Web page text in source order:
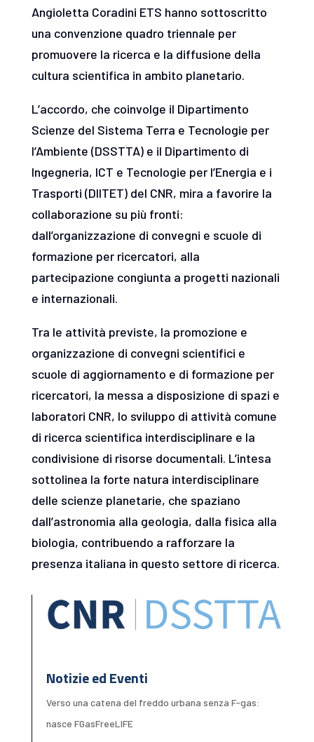
Angioletta Coradini ETS hanno sottoscritto
una convenzione quadro triennale per
promuovere la ricerca e la diffusione della
cultura scientifica in ambito planetario.
L’accordo, che coinvolge il Dipartimento
Scienze del Sistema Terra e Tecnologie per
l’Ambiente (DSSTTA) e il Dipartimento di
Ingegneria, ICT e Tecnologie per l’Energia e i
Trasporti (DIITET) del CNR, mira a favorire la
collaborazione su più fronti:
dall’organizzazione di convegni e scuole di
formazione per ricercatori, alla
partecipazione congiunta a progetti nazionali
e internazionali.
Tra le attività previste, la promozione e
organizzazione di convegni scientifici e
scuole di aggiornamento e di formazione per
ricercatori, la messa a disposizione di spazi e
laboratori CNR, lo sviluppo di attività comune
di ricerca scientifica interdisciplinare e la
condivisione di risorse documentali. L’intesa
sottolinea la forte natura interdisciplinare
delle scienze planetarie, che spaziano
dall’astronomia alla geologia, dalla fisica alla
biologia, contribuendo a rafforzare la
presenza italiana in questo settore di ricerca.
Notizie ed Eventi
Verso una catena del freddo urbana senza F-gas:
nasce FGasFreeLIFE